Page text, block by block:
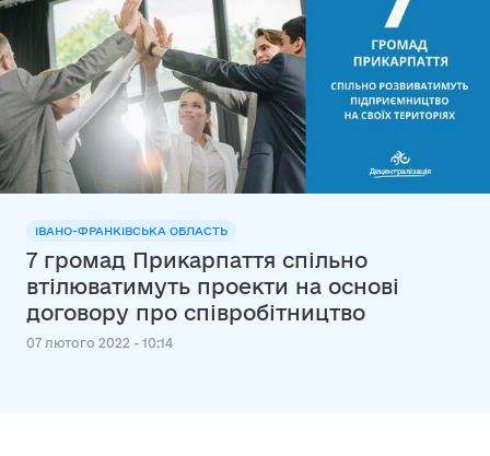
ІВАНО-ФРАНКІВСЬКА ОБЛАСТЬ
7 громад Прикарпаття спільно
втілюватимуть проекти на основі
договору про співробітництво
07 лютого 2022 - 10:14